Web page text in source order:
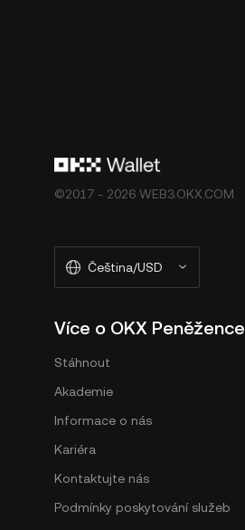
©2017 - 2026 WEB3.OKX.COM
Čeština/USD
Více o OKX Peněžence
Stáhnout
Akademie
Informace o nás
Kariéra
Kontaktujte nás
Podmínky poskytování služeb